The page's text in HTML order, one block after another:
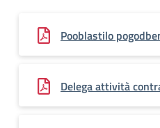
Pooblastilo
Delega attività